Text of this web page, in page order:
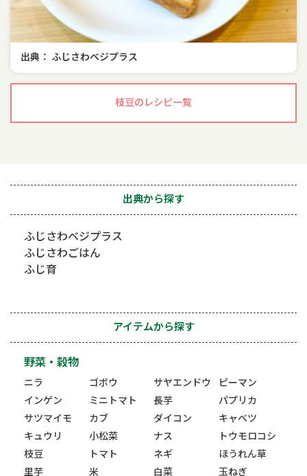
出典： ふじさわベジプラス
枝豆のレシピ一覧
出典から探す
ふじさわベジプラス
ふじさわごはん
ふじ育
アイテムから探す
野菜・穀物
ニラ ゴボウ サヤエンドウ
ピーマン
インゲン
ミニトマト 長芋
パプリカ
サツマイモ
カブ ダイコン
キャベツ
キュウリ
小松菜 ナス
トウモロコシ
枝豆
トマト ネギ
ほうれん草
里芋
米 白菜
玉ねぎ